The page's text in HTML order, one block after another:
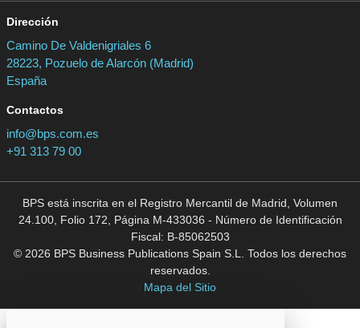
Dirección
Camino De Valdenigriales 6
28223, Pozuelo de Alarcón (Madrid)
España
Contactos
info@bps.com.es
+91 313 79 00
BPS está inscrita en el Registro Mercantil de Madrid, Volumen
24.100, Folio 172, Página M-433036 - Número de Identificación
Fiscal: B-85062503
© 2026 BPS Business Publications Spain S.L. Todos los derechos
reservados.
Mapa del Sitio